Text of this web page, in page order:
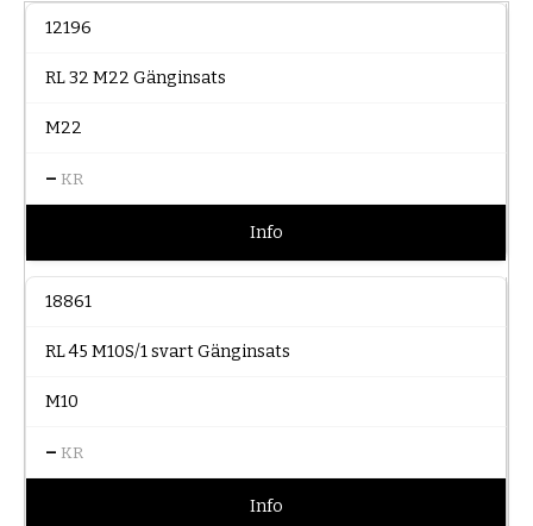
12196
RL 32 M22 Gänginsats
M22
– KR
Info
18861
RL 45 M10S/1 svart Gänginsats
M10
– KR
Info